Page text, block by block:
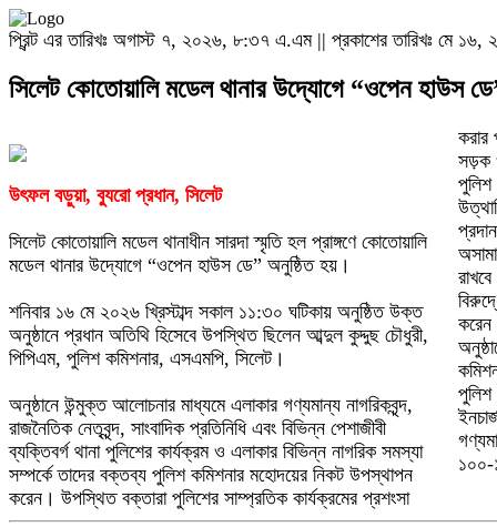
প্রিন্ট এর তারিখঃ অগাস্ট ৭, ২০২৬, ৮:৩৭ এ.এম || প্রকাশের তারিখঃ মে
সিলেট কোতোয়ালি মডেল থানার উদ্যোগে “ওপেন হাউস
উৎফল বড়ুয়া, ব্যুরো প্রধান, সিলেট
‎সিলেট কোতোয়ালি মডেল থানাধীন সারদা স্মৃতি হল প্রাঙ্গণে কোতোয়ালি
মডেল থানার উদ্যোগে “ওপেন হাউস ডে” অনুষ্ঠিত হয়।
‎শনিবার ১৬ মে ২০২৬ খ্রিস্টাব্দ সকাল ১১:৩০ ঘটিকায় অনুষ্ঠিত উক্ত
অনুষ্ঠানে প্রধান অতিথি হিসেবে উপস্থিত ছিলেন আব্দুল কুদ্দুছ চৌধুরী,
পিপিএম, পুলিশ কমিশনার, এসএমপি, সিলেট।
‎অনুষ্ঠানে উন্মুক্ত আলোচনার মাধ্যমে এলাকার গণ্যমান্য নাগরিকবৃন্দ,
রাজনৈতিক নেতৃবৃন্দ, সাংবাদিক প্রতিনিধি এবং বিভিন্ন পেশাজীবী
ব্যক্তিবর্গ থানা পুলিশের কার্যক্রম ও এলাকার বিভিন্ন নাগরিক সমস্যা
সম্পর্কে তাদের বক্তব্য পুলিশ কমিশনার মহোদয়ের নিকট উপস্থাপন
করেন। উপস্থিত বক্তারা পুলিশের সাম্প্রতিক কার্যক্রমের প্রশংসা
করার
সড়ক
‎পুলিশ
পুলিশ